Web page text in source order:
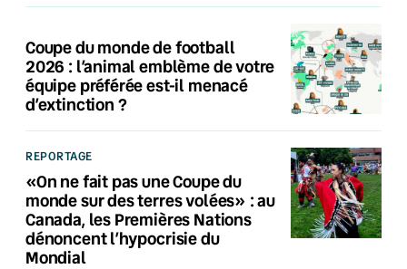
Coupe du monde de football
2026 : l’animal emblème de votre
équipe préférée est-il menacé
d’extinction ?
REPORTAGE
«On ne fait pas une Coupe du
monde sur des terres volées» : au
Canada, les Premières Nations
dénoncent l’hypocrisie du
Mondial